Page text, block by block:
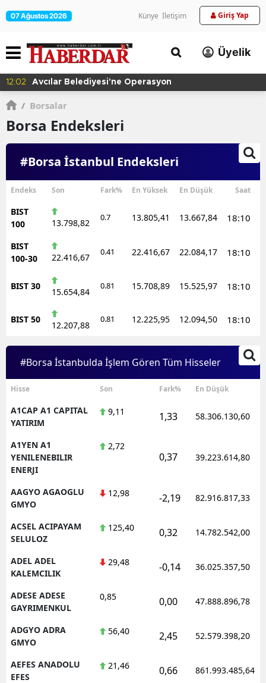
07 Ağustos 2026 Künye İletişim Giriş Yap
Üyelik
12:02 Avcılar Belediyesi'ne Operasyon
/ Borsalar
Borsa Endeksleri
#Borsa İstanbul Endeksleri
Endeks Son Fark% En Yüksek En Düşük Saat
BIST
100
13.798,82 0.7 13.805,41 13.667,84 18:10
BIST
100-30
22.416,67 0.41 22.416,67 22.084,17 18:10
BIST 30
15.654,84
0.81 15.708,89 15.525,97 18:10
BIST 50
12.207,88
0.81 12.225,95 12.094,50 18:10
#Borsa İstanbulda İşlem Gören Tüm Hisseler
Hisse Son Fark% En Düşük
A1CAP A1 CAPITAL
YATIRIM
9,11 1,33 58.306.130,60
A1YEN A1
YENILENEBILIR
ENERJI
2,72
0,37 39.223.614,80
AAGYO AGAOGLU
GMYO
12,98 -2,19 82.916.817,33
ACSEL ACIPAYAM
SELULOZ
125,40 0,32 14.782.542,00
ADEL ADEL
KALEMCILIK
29,48 -0,14 36.025.357,50
ADESE ADESE
GAYRIMENKUL
0,85 0,00 47.888.896,78
ADGYO ADRA
GMYO
56,40 2,45 52.579.398,20
AEFES ANADOLU
EFES
21,46 0,66 861.993.485,64